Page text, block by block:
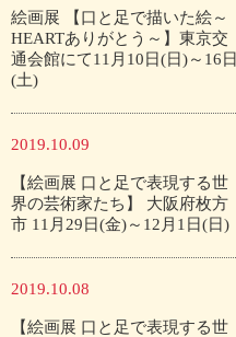
絵画展 【口と足で描いた絵～
HEARTありがとう～】東京交
通会館にて11月10日(日)～16日
(土)
2019.10.09
【絵画展 口と足で表現する世
界の芸術家たち】 大阪府枚方
市 11月29日(金)～12月1日(日)
2019.10.08
【絵画展 口と足で表現する世